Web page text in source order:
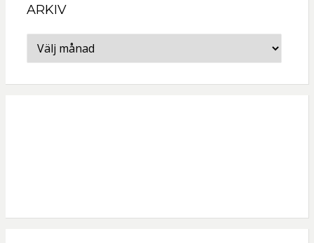
ARKIV
Arkiv